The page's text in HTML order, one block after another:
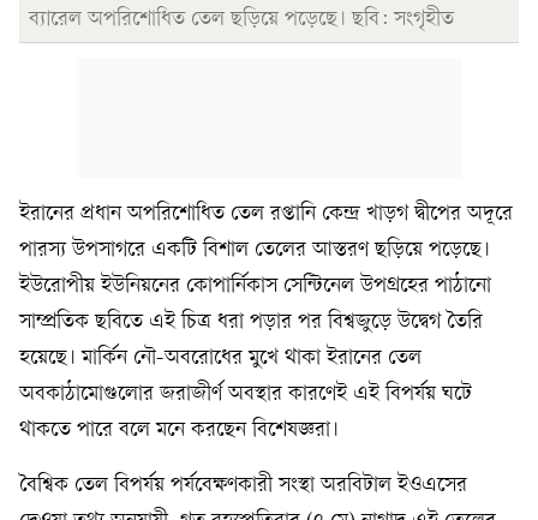
ব্যারেল অপরিশোধিত তেল ছড়িয়ে পড়েছে। ছবি: সংগৃহীত
ইরানের প্রধান অপরিশোধিত তেল রপ্তানি কেন্দ্র খাড়গ দ্বীপের অদূরে
পারস্য উপসাগরে একটি বিশাল তেলের আস্তরণ ছড়িয়ে পড়েছে।
ইউরোপীয় ইউনিয়নের কোপার্নিকাস সেন্টিনেল উপগ্রহের পাঠানো
সাম্প্রতিক ছবিতে এই চিত্র ধরা পড়ার পর বিশ্বজুড়ে উদ্বেগ তৈরি
হয়েছে। মার্কিন নৌ-অবরোধের মুখে থাকা ইরানের তেল
অবকাঠামোগুলোর জরাজীর্ণ অবস্থার কারণেই এই বিপর্যয় ঘটে
থাকতে পারে বলে মনে করছেন বিশেষজ্ঞরা।
বৈশ্বিক তেল বিপর্যয় পর্যবেক্ষণকারী সংস্থা অরবিটাল ইওএসের